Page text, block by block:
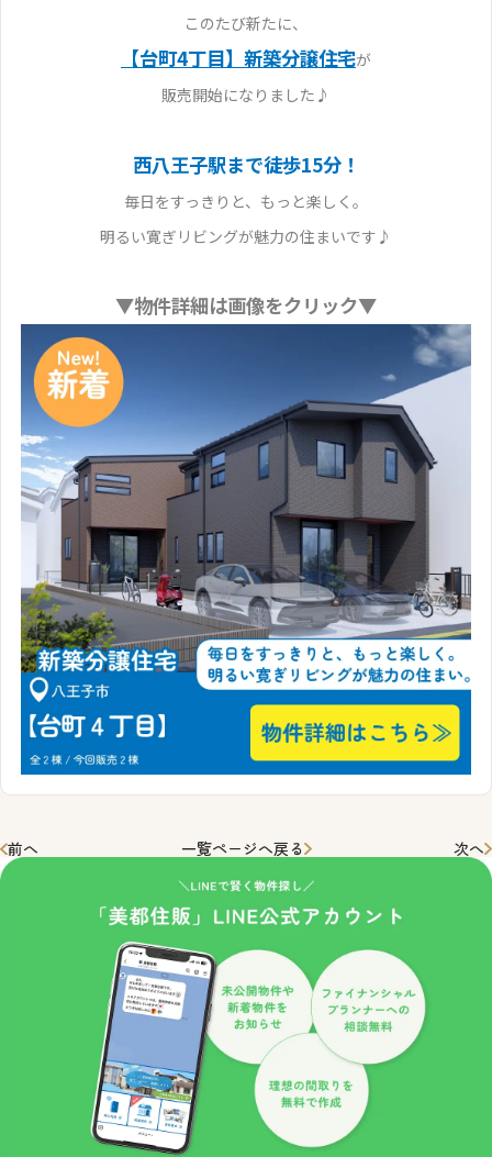
このたび新たに、
【台町4丁目】新築分譲住宅が
販売開始になりました♪
西八王子駅まで徒歩15分！
毎日をすっきりと、もっと楽しく。
明るい寛ぎリビングが魅力の住まいです♪
▼物件詳細は画像をクリック▼
前へ 一覧ページへ戻る 次へ